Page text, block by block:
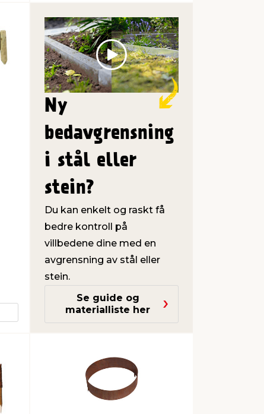
Play
Ny
bedavgrensning
i stål eller
stein?
Du kan enkelt og raskt få
bedre kontroll på
villbedene dine med en
avgrensning av stål eller
stein.
Se guide og
materialliste her